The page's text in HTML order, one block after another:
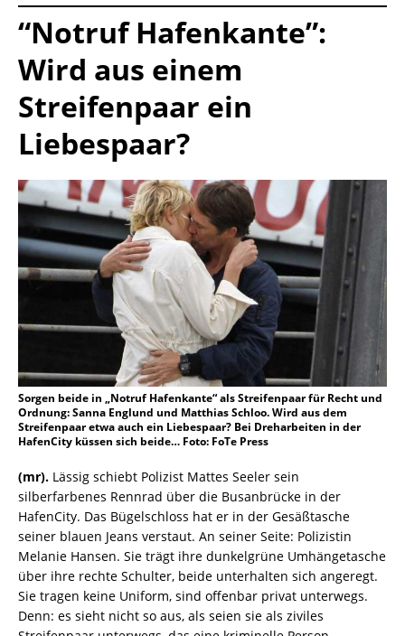
“Notruf Hafenkante”:
Wird aus einem
Streifenpaar ein
Liebespaar?
Sorgen beide in „Notruf Hafenkante“ als Streifenpaar für Recht und
Ordnung: Sanna Englund und Matthias Schloo. Wird aus dem
Streifenpaar etwa auch ein Liebespaar? Bei Dreharbeiten in der
HafenCity küssen sich beide… Foto: FoTe Press
(mr). Lässig schiebt Polizist Mattes Seeler sein
silberfarbenes Rennrad über die Busanbrücke in der
HafenCity. Das Bügelschloss hat er in der Gesäßtasche
seiner blauen Jeans verstaut. An seiner Seite: Polizistin
Melanie Hansen. Sie trägt ihre dunkelgrüne Umhängetasche
über ihre rechte Schulter, beide unterhalten sich angeregt.
Sie tragen keine Uniform, sind offenbar privat unterwegs.
Denn: es sieht nicht so aus, als seien sie als ziviles